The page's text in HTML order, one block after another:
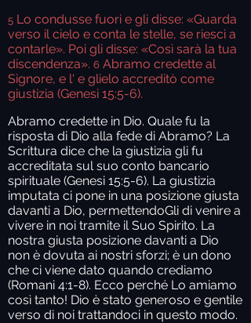
5 Lo condusse fuori e gli disse: «Guarda
verso il cielo e conta le stelle, se riesci a
contarle». Poi gli disse: «Così sarà la tua
discendenza». 6 Abramo credette al
Signore, e l' e glielo accreditò come
giustizia (Genesi 15:5-6).
Abramo credette in Dio. Quale fu la
risposta di Dio alla fede di Abramo? La
Scrittura dice che la giustizia gli fu
accreditata sul suo conto bancario
spirituale (Genesi 15:5-6). La giustizia
imputata ci pone in una posizione giusta
davanti a Dio, permettendoGli di venire a
vivere in noi tramite il Suo Spirito. La
nostra giusta posizione davanti a Dio
non è dovuta ai nostri sforzi; è un dono
che ci viene dato quando crediamo
(Romani 4:1-8). Ecco perché Lo amiamo
così tanto! Dio è stato generoso e gentile
verso di noi trattandoci in questo modo.